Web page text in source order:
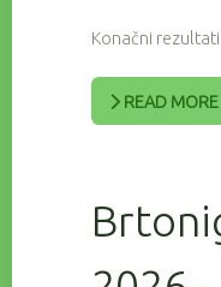
Konačni
READ